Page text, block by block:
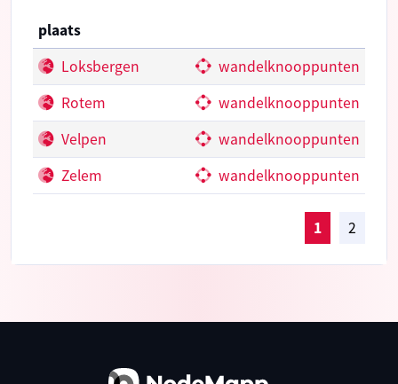
plaats
Loksbergen
wandelknooppunten
Rotem
wandelknooppunten
Velpen
wandelknooppunten
Zelem
wandelknooppunten
1 2